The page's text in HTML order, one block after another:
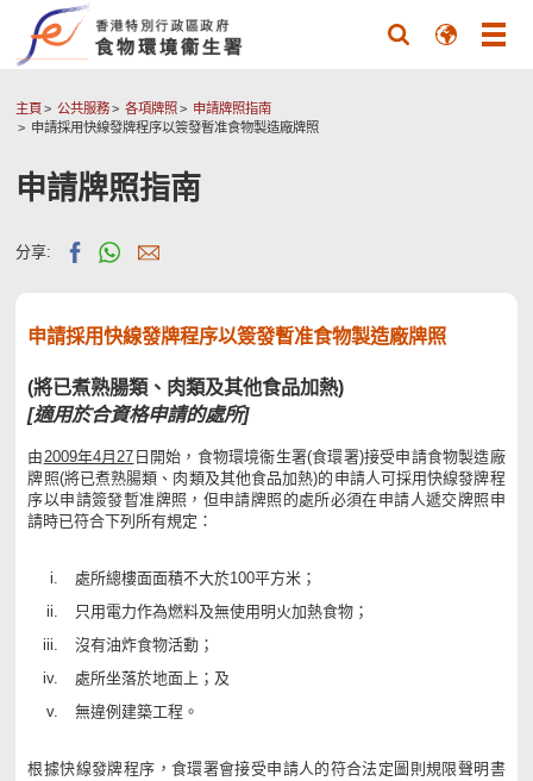
主頁 公共服務 各項牌照
申請牌照指南
申請採用快線發牌程序以簽發暫准食物製造廠牌照
申請牌照指南
分享:
申請採用快線發牌程序以簽發暫准食物製造廠牌照
(將已煮熟腸類、肉類及其他食品加熱)
[適用於合資格申請的處所]
由 2009年4月27 日開始，食物環境衞生署(食環署)接受申請食物製造廠
牌照(將已煮熟腸類、肉類及其他食品加熱)的申請人可採用快線發牌程
序以申請簽發暫准牌照，但申請牌照的處所必須在申請人遞交牌照申
請時已符合下列所有規定：
處所總樓面面積不大於100平方米；
只用電力作為燃料及無使用明火加熱食物；
沒有油炸食物活動；
處所坐落於地面上；及
無違例建築工程。
根據快線發牌程序，食環署會接受申請人的符合法定圖則規限聲明書